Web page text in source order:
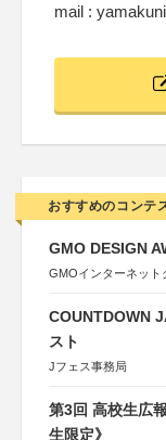
mail :
おすすめのコンテ
GMO DESIGN
GMOインターネット
COUNTDOWN
スト
Jフェス事務局
第3回 高校生広
生限定》